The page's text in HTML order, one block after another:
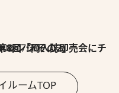
回「同人誌即売会にチャレンジ その2」
ルームTOP